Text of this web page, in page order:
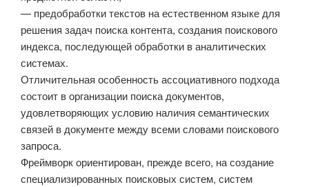
— предобработки текстов на естественном языке для
решения задач поиска контента, создания поискового
индекса, последующей обработки в аналитических
системах.
Отличительная особенность ассоциативного подхода
состоит в организации поиска документов,
удовлетворяющих условию наличия семантических
связей в документе между всеми словами поискового
запроса.
Фреймворк ориентирован, прежде всего, на создание
специализированных поисковых систем, систем